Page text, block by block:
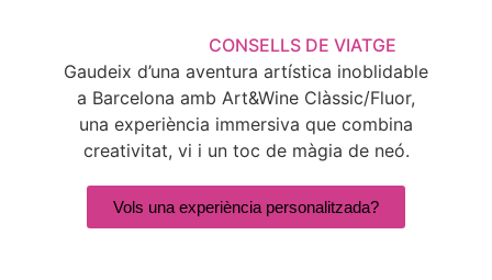
CONSELLS DE VIATGE
Gaudeix d’una aventura artística inoblidable
a Barcelona amb Art&Wine Clàssic/Fluor,
una experiència immersiva que combina
creativitat, vi i un toc de màgia de neó.
Vols una experiència personalitzada?